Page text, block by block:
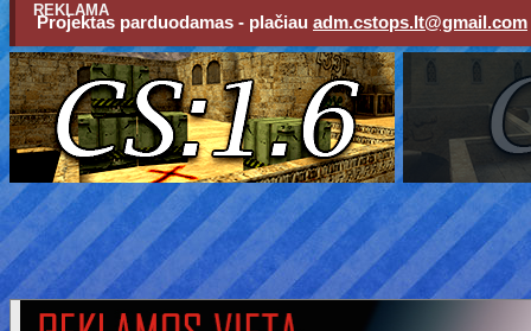
REKLAMA
Projektas parduodamas - plačiau adm.cstops.lt@gmail.com